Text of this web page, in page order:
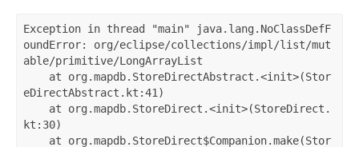
Exception in thread "main" java.lang.NoClassDefF
oundError: org/eclipse/collections/impl/list/mut
able/primitive/LongArrayList
eDirectAbstract.kt:41)
kt:30)